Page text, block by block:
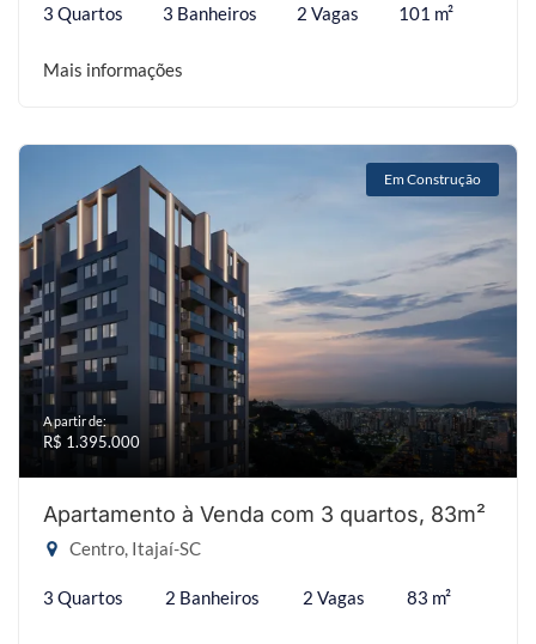
3 Quartos 3 Banheiros 2 Vagas 101 m²
Mais informações
Em Construção
A partir de:
R$ 1.395.000
Apartamento à Venda com 3 quartos, 83m²
Centro, Itajaí-SC
3 Quartos 2 Banheiros 2 Vagas 83 m²